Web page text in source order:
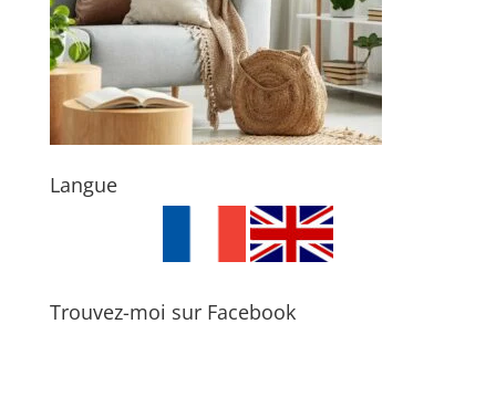
Langue
Trouvez-moi sur Facebook